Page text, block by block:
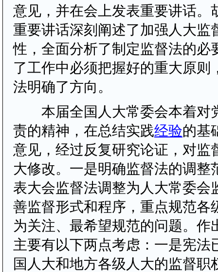
意见，并在会上发表重要讲话。
重要讲话深刻阐述了加强人大监
性，全面分析了制定监督法的必
了工作中必须把握好的重大原则
法明确了方向。
本届全国人大常委会本着对
责的精神，在总结实践经验的基
意见，经过反复研究论证，对监
大修改。一是明确监督法的调整
表大会监督法调整为人大常委会
善监督形式和程序，重点规范各
为关注、最希望规范的问题。作
主要有以下两点考虑：一是宪法
国人大和地方各级人大的监督职